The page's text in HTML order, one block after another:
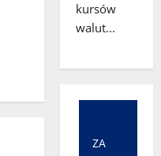
kursów
walut...
ZA